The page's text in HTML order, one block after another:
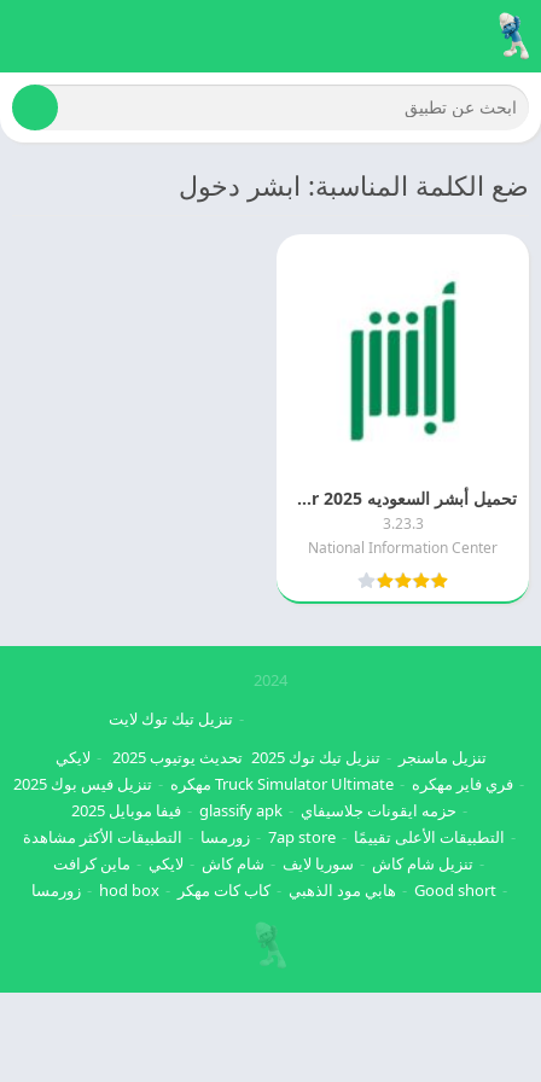
ضع الكلمة المناسبة: ابشر دخول
تحميل أبشر السعوديه 2025 Absher اخر اصدار مجانا
3.23.3
National Information Center
2024
تنزيل ماسنجر تنزيل تيك توك 2025
تنزيل تيك توك لايت
تحديث يوتيوب 2025
لايكي
فري فاير مهكره
Truck Simulator Ultimate مهكره
تنزيل فيس بوك 2025
حزمه ايقونات جلاسيفاي
glassify apk
فيفا موبايل 2025
التطبيقات الأعلى تقييمًا
7ap store زورمسا
التطبيقات الأكثر مشاهدة
تنزيل شام كاش
سوريا لايف شام كاش لايكي
ماين كرافت
Good short
هابي مود الذهبي كاب كات مهكر hod box زورمسا